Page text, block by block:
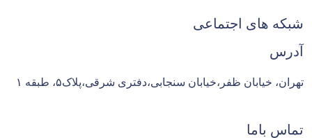
شبکه های اجتماعی
آدرس
تهران، خیابان ظفر،خیابان سنجابی،دفتری شرقی،پلاک۵، طبقه ۱
تماس باما